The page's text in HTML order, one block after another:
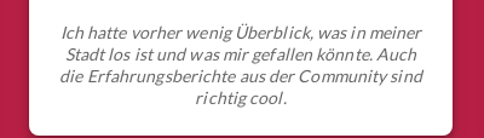
Ich hatte vorher wenig Überblick, was in meiner
Stadt los ist und was mir gefallen könnte. Auch
die Erfahrungsberichte aus der Community sind
richtig cool.